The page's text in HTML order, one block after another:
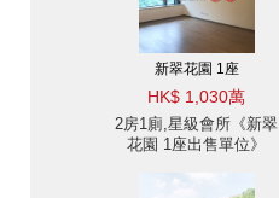
新翠花園 1座
HK$ 1,030萬
2房1廁,星級會所《新翠
花園 1座出售單位》